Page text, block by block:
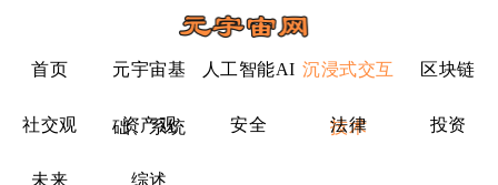
首页 元宇宙基
础、系统
人工智能AI 沉浸式交互
技术
区块链
社交观 资产观 安全 法律 投资
未来 综述